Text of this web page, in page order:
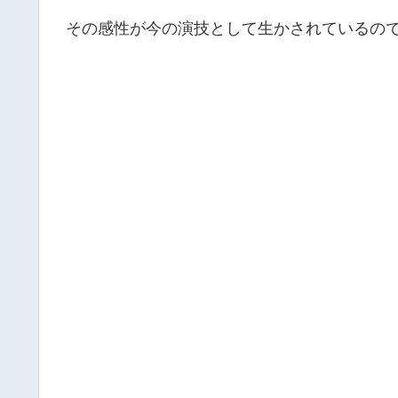
その感性が今の演技として生かされているの